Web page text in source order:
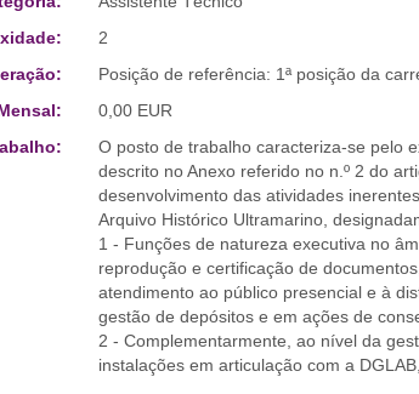
2
Posição de referência: 1ª posição da
0,00 EUR
O posto de trabalho caracteriza-se pelo
descrito no Anexo referido no n.º 2 do
desenvolvimento das atividades
Arquivo Histórico Ultramarino,
1 - Funções de natureza executiva no
reprodução e certificação de
atendimento ao público presencial e à
gestão de depósitos e em ações de
2 - Complementarmente, ao nível da
instalações em articulação com a